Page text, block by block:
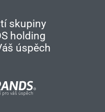
skupiny
holding
úspěch